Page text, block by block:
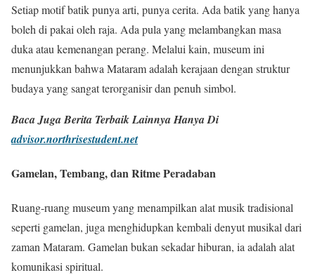
Setiap motif batik punya arti, punya cerita. Ada batik yang hanya
boleh di pakai oleh raja. Ada pula yang melambangkan masa
duka atau kemenangan perang. Melalui kain, museum ini
menunjukkan bahwa Mataram adalah kerajaan dengan struktur
budaya yang sangat terorganisir dan penuh simbol.
Baca Juga Berita Terbaik Lainnya Hanya Di
advisor.northrisestudent.net
Gamelan, Tembang, dan Ritme Peradaban
Ruang-ruang museum yang menampilkan alat musik tradisional
seperti gamelan, juga menghidupkan kembali denyut musikal dari
zaman Mataram. Gamelan bukan sekadar hiburan, ia adalah alat
komunikasi spiritual.